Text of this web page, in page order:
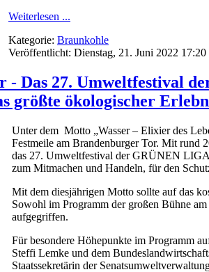
Weiterlesen ...
Kategorie: Braunkohle
Veröffentlicht: Dienstag, 21. Juni 2022 17:20
Das 27. Umweltfestival
größte ökologischer
Unter dem Motto „Wasser – Elixier des
Festmeile am Brandenburger Tor. Mit rund
das 27. Umweltfestival der GRÜNEN LIGA
zum Mitmachen und Handeln, für den
Mit dem diesjährigen Motto sollte auf das
Sowohl im Programm der großen Bühne
aufgegriffen.
Für besondere Höhepunkte im Programm
Steffi Lemke und dem
Staatssekretärin der